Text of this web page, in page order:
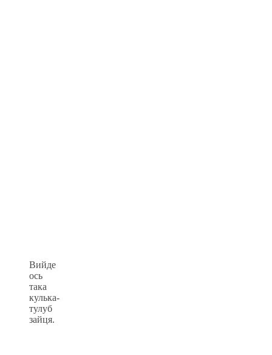
Вийде
ось
така
кулька-
тулуб
зайця.